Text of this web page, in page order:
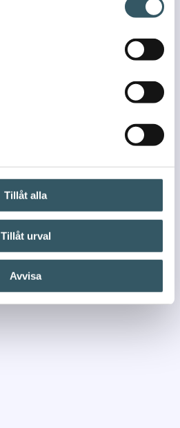
Tillåt alla
Tillåt urval
Avvisa